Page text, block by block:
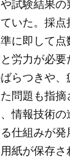
試験結果
いた。採点
に即して
労力が必
らつきや
問題も指
情報技術
仕組みが
紙が保存